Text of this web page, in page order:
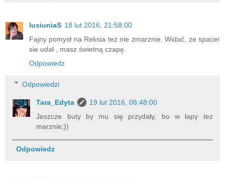
lusiuniaS 18 lut 2016, 21:58:00
Fajny pomysł na Reksia też nie zmarznie. Widać, ze spacer
sie udał , masz świetną czapę.
Odpowiedz
Odpowiedzi
Tara_Edyta
19 lut 2016, 08:48:00
Jeszcze buty by mu się przydały, bo w łapy tez
marznie;))
Odpowiedz